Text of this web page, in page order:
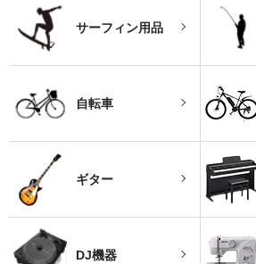
サーフィン用品
自転車
ギター
DJ機器